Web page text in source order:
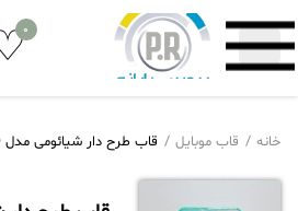
0
خانه قاب موبایل قاب طرح دار شیائومی مدل Note9 PRO